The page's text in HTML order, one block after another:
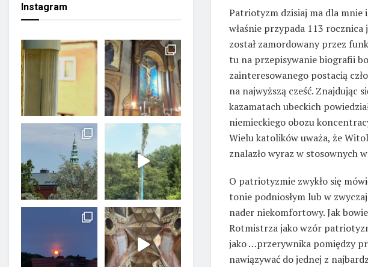
Patriotyzm dzisiaj ma dla mnie
właśnie przypada 113
został zamordowany przez
tu na przepisywanie biografii
zainteresowanego postacią
na najwyższą cześć. Znajdując
kazamatach ubeckich
niemieckiego obozu
Wielu katolików uważa, że
znalazło wyraz w stosownych
O patriotyzmie zwykło się
tonie podniosłym lub w
nader niekomfortowy. Jak
Rotmistrza jako wzór
jako …przerywnika pomiędzy
nawiązywać do jednej z
Instagram